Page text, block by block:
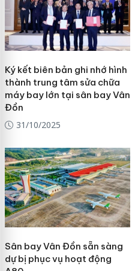
Ký kết biên bản ghi nhớ hình
thành trung tâm sửa chữa
máy bay lớn tại sân bay Vân
Đồn
31/10/2025
Sân bay Vân Đồn sẵn sàng
dự bị phục vụ hoạt động